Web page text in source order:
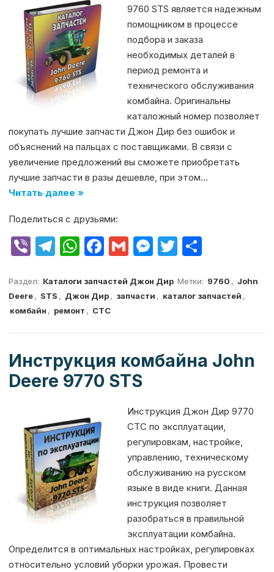
9760 STS является надежным
помощником в процессе
подбора и заказа
необходимых деталей в
период ремонта и
технического обслуживания
комбайна. Оригинальны
каталожный номер позволяет
покупать лучшие запчасти Джон Дир без ошибок и
объяснений на пальцах с поставщиками. В связи с
увеличение предложений вы сможете приобретать
лучшие запчасти в разы дешевле, при этом…
Читать далее »
Поделиться с друзьями:
V
er
T
e
g
W
at
s
p
F
c
e
o
k
G
ai
l
M
s
s
g
T
it
te
п
р
и
ь
Раздел: Каталоги запчастей Джон Дир Метки: 9760 , John
Deere, STS , Джон Дир, запчасти , каталог запчастей ,
комбайн , ремонт , СТС
Инструкция комбайна John
Deere 9770 STS
Инструкция Джон Дир 9770
СТС по эксплуатации,
регулировкам, настройке,
управлению, техническому
обслуживанию на русском
языке в виде книги. Данная
инструкция позволяет
разобраться в правильной
эксплуатации комбайна.
Определится в оптимальных настройках, регулировках
относительно условий уборки урожая. Провести